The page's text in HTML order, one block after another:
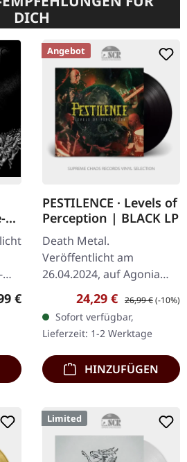
DICH
CD
Preis:
€
Angebot
PESTILENCE · Levels of
Perception | BLACK LP
Death Metal.
Veröffentlicht am
26.04.2024, auf Agonia
Records. Schwarzes Vinyl.
Verkaufspreis:
24,29 € Regulärer Preis:
26,99 €(-10%)
Sofort verfügbar,
Lieferzeit: 1-2 Werktage
HINZUFÜGEN
Limited